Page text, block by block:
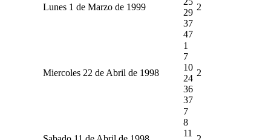
Lunes 1 de Marzo de 1999
29
37
47
2
Miercoles 22 de Abril de 1998
1
7
10
24
36
37
2
7
8
11